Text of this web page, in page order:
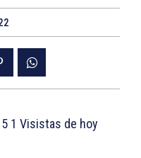
5 1 Visistas de hoy